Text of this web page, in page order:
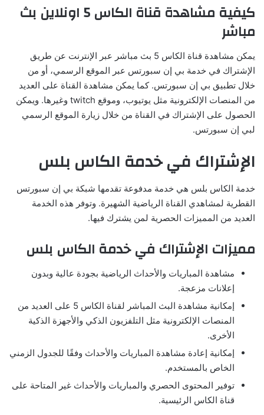
كيفية مشاهدة قناة الكاس 5 اونلاين بث
مباشر
يمكن مشاهدة قناة الكاس 5 بث مباشر عبر الإنترنت عن طريق
الإشتراك في خدمة بي إن سبورتس عبر الموقع الرسمي، أو من
خلال تطبيق بي إن سبورتس. كما يمكن مشاهدة القناة على العديد
من المنصات الإلكترونية مثل يوتيوب، وموقع twitch وغيرها. ويمكن
الحصول على الإشتراك في القناة من خلال زيارة الموقع الرسمي
لبي إن سبورتس.
الإشتراك في خدمة الكاس بلس
خدمة الكاس بلس هي خدمة مدفوعة تقدمها شبكة بي إن سبورتس
القطرية لمشاهدي القناة الرياضية الشهيرة. وتوفر هذه الخدمة
العديد من المميزات الحصرية لمن يشترك فيها.
مميزات الإشتراك في خدمة الكاس بلس
مشاهدة المباريات والأحداث الرياضية بجودة عالية وبدون
إعلانات مزعجة.
إمكانية مشاهدة البث المباشر لقناة الكاس 5 على العديد من
المنصات الإلكترونية مثل التلفزيون الذكي والأجهزة الذكية
الأخرى.
إمكانية إعادة مشاهدة المباريات والأحداث وفقًا للجدول الزمني
الخاص بالمستخدم.
توفير المحتوى الحصري والمباريات والأحداث غير المتاحة على
قناة الكاس الرئيسية.